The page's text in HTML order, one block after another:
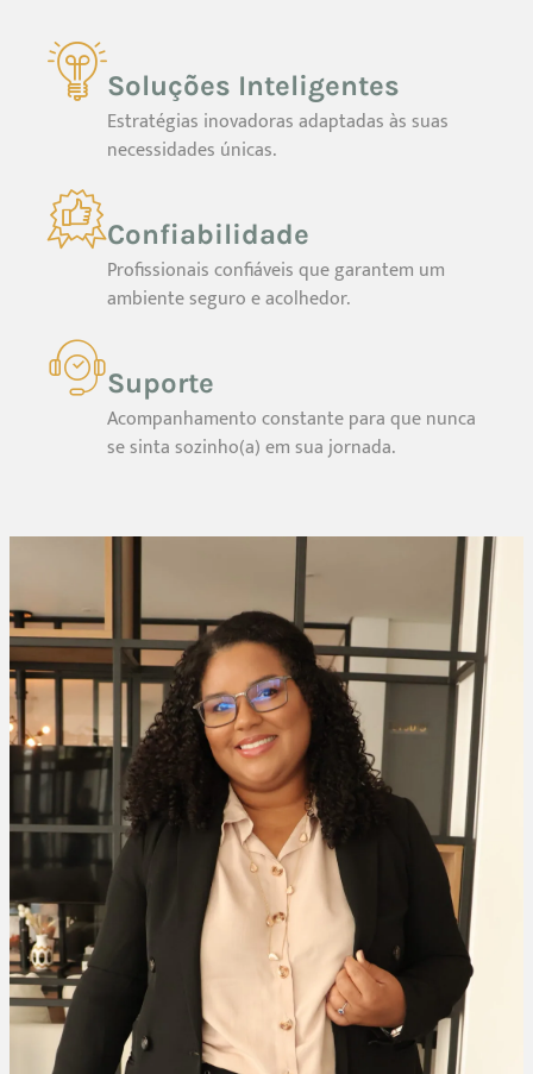
Soluções Inteligentes
Estratégias inovadoras adaptadas às suas
necessidades únicas.
Confiabilidade
Profissionais confiáveis que garantem um
ambiente seguro e acolhedor.
Suporte
Acompanhamento constante para que nunca
se sinta sozinho(a) em sua jornada.